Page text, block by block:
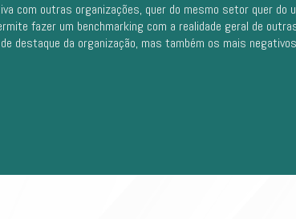
com outras organizações, quer do mesmo setor quer do
fazer um benchmarking com a realidade geral de
destaque da organização, mas também os mais